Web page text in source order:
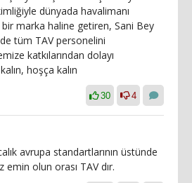
dünyada havalimanı
bir marka haline getiren, Sani Bey
tüm TAV personelini
katkılarından dolayı
hoşça kalın
30 4
avrupa standartlarının üstünde
emin olun orası TAV dır.